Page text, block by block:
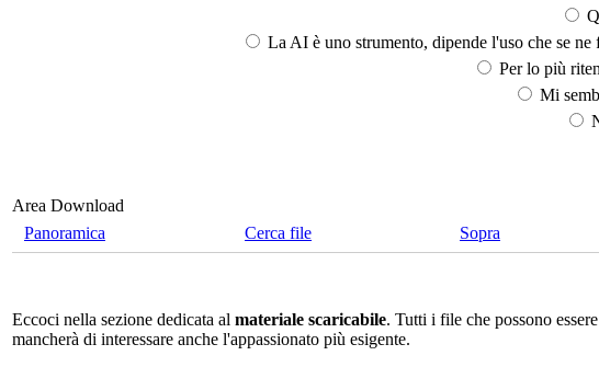
La AI è uno strumento, dipende l'uso che se
Per lo più
Mi
Area Download
Panoramica
Cerca file Sopra
Eccoci nella sezione dedicata al materiale scaricabile. Tutti i file che possono
mancherà di interessare anche l'appassionato più esigente.